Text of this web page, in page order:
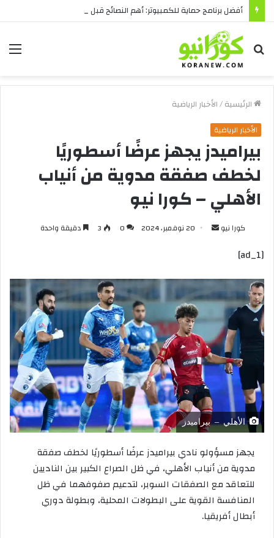
أفضل برنامج حماية للكمبيوتر: أهم النصائح قبل الشراء
بحث
عن
الرئيسية/الأخبار الرياضية
الأخبار الرياضية
بيراميدز يجهز عرضًا أسطوريًا
لخطف صفقة مدوية من أنياب
الأهلي – كورا نيو
كورا نيو
أرسل 20 نوفمبر، 2024 0
3 دقيقة واحدة
[ad_1]
الأهلي – بيراميدز
يجهز مسؤولو نادي بيراميدز عرضًا أسطوريًا لخطف صفقة
مدوية من أنياب الأهلي، في ظل الصراع الكبير بين الناديين
للتعاقد مع الصفقات السوبر، لتدعيم صفوفهما في ظل
المنافسة القوية على البطولات المحلية، وبطولة دوري
أبطال أفريقيا.